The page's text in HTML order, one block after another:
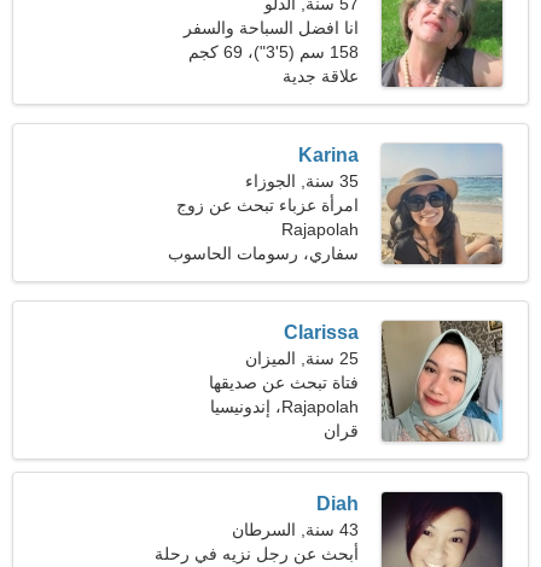
انا افضل السباحة والسفر
158 سم (5'3")، 69 كجم
(152 رطلا)
علاقة جدية
Karina
35 سنة, الجوزاء
امرأة عزباء تبحث عن زوج
Rajapolah
سفاري، رسومات الحاسوب
Clarissa
25 سنة, الميزان
فتاة تبحث عن صديقها
Rajapolah، إندونيسيا
قران
Diah
43 سنة, السرطان
أبحث عن رجل نزيه في رحلة